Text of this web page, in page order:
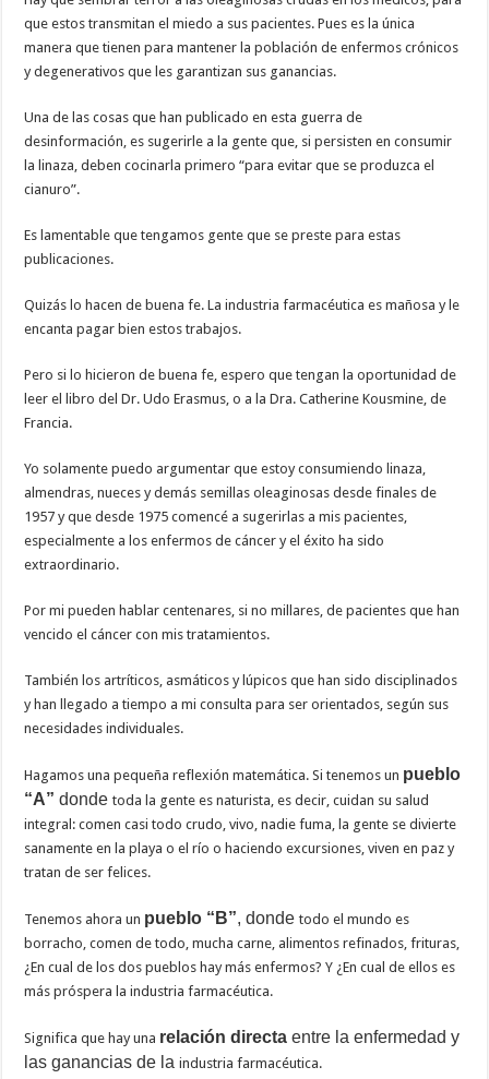
que estos transmitan el miedo a sus pacientes. Pues es la única
manera que tienen para mantener la población de enfermos crónicos
y degenerativos que les garantizan sus ganancias.
Una de las cosas que han publicado en esta guerra de
desinformación, es sugerirle a la gente que, si persisten en consumir
la linaza, deben cocinarla primero “para evitar que se produzca el
cianuro”.
Es lamentable que tengamos gente que se preste para estas
publicaciones.
Quizás lo hacen de buena fe. La industria farmacéutica es mañosa y le
encanta pagar bien estos trabajos.
Pero si lo hicieron de buena fe, espero que tengan la oportunidad de
leer el libro del Dr. Udo Erasmus, o a la Dra. Catherine Kousmine, de
Francia.
Yo solamente puedo argumentar que estoy consumiendo linaza,
almendras, nueces y demás semillas oleaginosas desde finales de
1957 y que desde 1975 comencé a sugerirlas a mis pacientes,
especialmente a los enfermos de cáncer y el éxito ha sido
extraordinario.
Por mi pueden hablar centenares, si no millares, de pacientes que han
vencido el cáncer con mis tratamientos.
También los artríticos, asmáticos y lúpicos que han sido disciplinados
y han llegado a tiempo a mi consulta para ser orientados, según sus
necesidades individuales.
Hagamos una pequeña reflexión matemática. Si tenemos un pueblo
“A”dondetoda la gente es naturista, es decir, cuidan su salud
integral: comen casi todo crudo, vivo, nadie fuma, la gente se divierte
sanamente en la playa o el río o haciendo excursiones, viven en paz y
tratan de ser felices.
Tenemos ahora un pueblo “B”, dondetodo el mundo es
borracho, comen de todo, mucha carne, alimentos refinados, frituras,
¿En cual de los dos pueblos hay más enfermos? Y ¿En cual de ellos es
más próspera la industria farmacéutica.
Significa que hay una relación directaentre la enfermedad y
las ganancias de laindustria farmacéutica.